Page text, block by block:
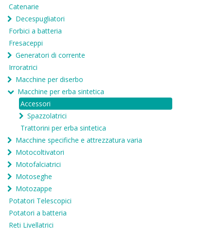
Catenarie
Decespugliatori
Forbici a batteria
Fresaceppi
Generatori di corrente
Irroratrici
Macchine per diserbo
Macchine per erba sintetica
Accessori
Spazzolatrici
Trattorini per erba sintetica
Macchine specifiche e attrezzatura varia
Motocoltivatori
Motofalciatrici
Motoseghe
Motozappe
Potatori Telescopici
Potatori a batteria
Reti Livellatrici